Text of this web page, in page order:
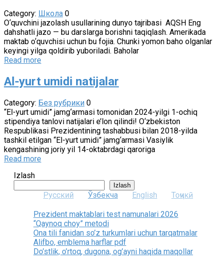
Category: Школа 0
O‘quvchini jazolash usullarining dunyo tajribasi AQSH Eng
dahshatli jazo — bu darslarga borishni taqiqlash. Amerikada
maktab o‘quvchisi uchun bu fojia. Chunki yomon baho olganlar
keyingi yilga qoldirib yuboriladi. Baholar
Read more
Al-yurt umidi natijalar
Category: Без рубрики 0
“El-yurt umidi” jamg‘armasi tomonidan 2024-yilgi 1-ochiq
stipendiya tanlovi natijalari e’lon qilindi! O‘zbekiston
Respublikasi Prezidentining tashabbusi bilan 2018-yilda
tashkil etilgan “El-yurt umidi” jamg‘armasi Vasiylik
kengashining joriy yil 14-oktabrdagi qaroriga
Read more
Izlash
Izlash
Русский Ўзбекча English Тоҷикӣ
Prezident maktablari test namunalari 2026
“Qaynoq choy” metodi
Ona tili fanidan so’z turkumlari uchun tarqatmalar
Alifbo, emblema harflar pdf
Do’stlik, o’rtoq, dugona, og’ayni haqida maqollar